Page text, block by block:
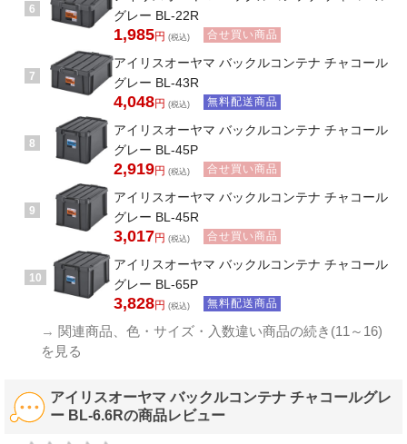
6
グレー BL-22R
1,985円 (税込) 合せ買い商品
7
アイリスオーヤマ バックルコンテナ チャコール
グレー BL-43R
4,048円 (税込) 無料配送商品
8
アイリスオーヤマ バックルコンテナ チャコール
グレー BL-45P
2,919円 (税込) 合せ買い商品
9
アイリスオーヤマ バックルコンテナ チャコール
グレー BL-45R
3,017円 (税込) 合せ買い商品
10
アイリスオーヤマ バックルコンテナ チャコール
グレー BL-65P
3,828円 (税込) 無料配送商品
→ 関連商品、色・サイズ・入数違い商品の続き(11～16)
を見る
アイリスオーヤマ バックルコンテナ チャコールグレ
ー BL-6.6Rの商品レビュー